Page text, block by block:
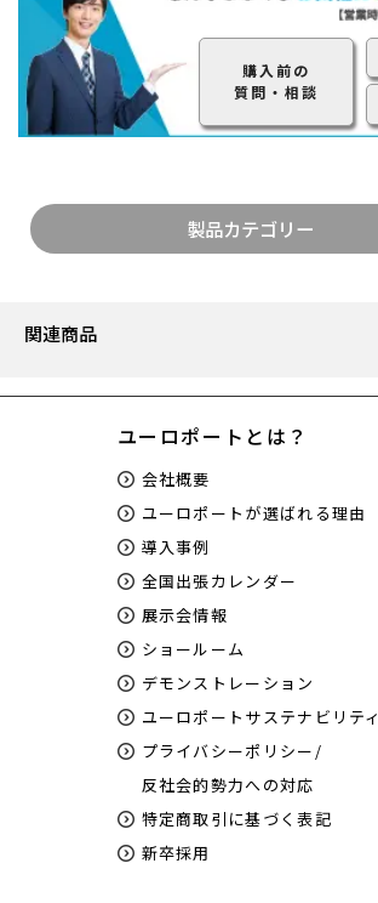
購入前の
質問・相談
製品カテゴリー
関連商品
ユーロポートとは？
会社概要
ユーロポートが選ばれる理由
導入事例
全国出張カレンダー
展示会情報
ショールーム
デモンストレーション
ユーロポートサステナビリティ
プライバシーポリシー/
反社会的勢力への対応
特定商取引に基づく表記
新卒採用